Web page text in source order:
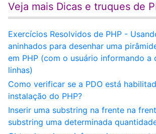
Veja mais Dicas e truques de
Exercícios Resolvidos de PHP -
aninhados para desenhar uma
em PHP (com o usuário informando a
linhas)
Como verificar se a PDO está
instalação do PHP?
Inserir uma substring na frente na
substring uma determinada